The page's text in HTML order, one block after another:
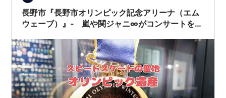
長野市『長野市オリンピック記念アリーナ（エム
ウェーブ）』‐ 嵐や関ジャニ∞がコンサートをし